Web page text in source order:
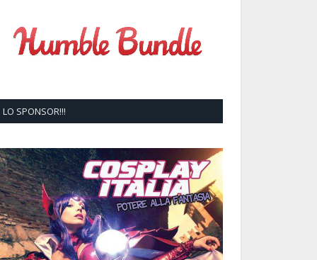
LO SPONSOR!!!